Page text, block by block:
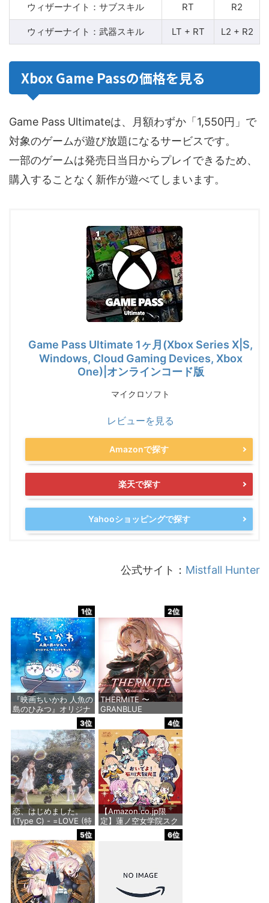
ウィザーナイト：サブスキル RT R2
ウィザーナイト：武器スキル LT + RT L2 + R2
Xbox Game Passの価格を見る
Game Pass Ultimateは、月額わずか「1,550円」で
対象のゲームが遊び放題になるサービスです。
一部のゲームは発売日当日からプレイできるため、
購入することなく新作が遊べてしまいます。
Game Pass Ultimate 1ヶ月(Xbox Series X|S,
Windows, Cloud Gaming Devices, Xbox
One)|オンラインコード版
マイクロソフト
レビューを見る
Amazonで探す
楽天で探す
Yahooショッピングで探す
公式サイト： Mistfall Hunter
1位
『映画ちいかわ 人魚の
島のひみつ』オリジナ
ル・サウンドトラック
価格：¥3,300
2位
THERMITE 〜
GRANBLUE
FANTASY〜(初回仕様
限定盤)
価格：¥1,650
3位
恋、はじめました。
(Type C) - =LOVE (特
価格：¥1,488
4位
【Amazon.co.jp限
定】蓮ノ空女学院スク
ールアイドルクラブ
2nd SPECIALアルバム
ブ[日野下花帆、村野
さやか、乙宗 梢、夕霧
綴理、大沢瑠璃乃、藤
5位 6位